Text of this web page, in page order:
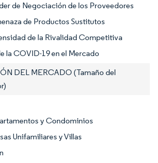
de Negociación de los Proveedores
de Productos Sustitutos
de la Rivalidad Competitiva
la COVID-19 en el Mercado
DEL MERCADO (Tamaño del
y Condominios
Unifamiliares y Villas